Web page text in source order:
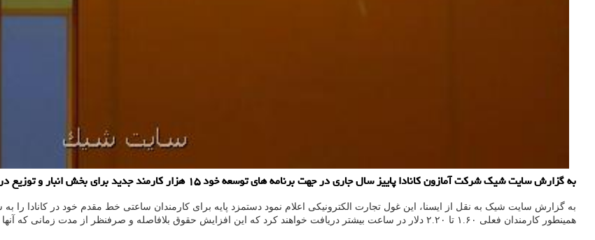
به گزارش سایت شیک شرکت آمازون کانادا پاییز سال جاری در جهت برنامه های توسعه خود ۱۵ هزار کارمند جدید برای بخش انبار و توزیع در سرتاسر این کشور استخدام می کند.
همینطور کارمندان فعلی ۱.۶۰ تا ۲.۲۰ دلار در ساعت بیشتر دریافت خواهند کرد که این افزایش حقوق بلافاصله و صرفنظر از مدت زمانی که آنها در این شرکت مشغول به کار شده اند، اجرایی می شود.